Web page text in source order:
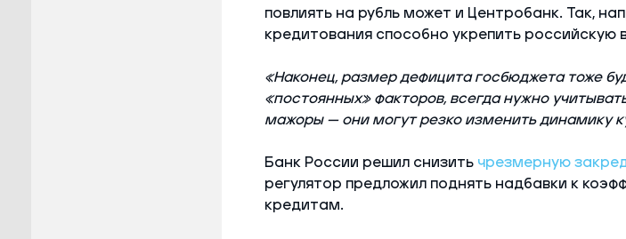
повлиять на рубль может и Центробанк. Так,
кредитования способно укрепить российскую
«Наконец, размер дефицита госбюджета тоже
«постоянных» факторов, всегда нужно
мажоры — они могут резко изменить динамику
Банк России решил снизить чрезмерную
регулятор предложил поднять надбавки к
кредитам.